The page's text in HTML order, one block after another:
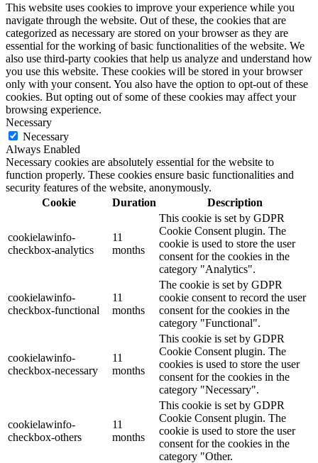
This website uses cookies to improve your experience while you
navigate through the website. Out of these, the cookies that are
categorized as necessary are stored on your browser as they are
essential for the working of basic functionalities of the website. We
also use third-party cookies that help us analyze and understand how
you use this website. These cookies will be stored in your browser
only with your consent. You also have the option to opt-out of these
cookies. But opting out of some of these cookies may affect your
browsing experience.
Necessary
Necessary
Always Enabled
Necessary cookies are absolutely essential for the website to
function properly. These cookies ensure basic functionalities and
security features of the website, anonymously.
Cookie
Duration Description
cookielawinfo-
checkbox-analytics
11
months
This cookie is set by GDPR
Cookie Consent plugin. The
cookie is used to store the user
consent for the cookies in the
category "Analytics".
cookielawinfo-
checkbox-functional
11
months
The cookie is set by GDPR
cookie consent to record the user
consent for the cookies in the
category "Functional".
cookielawinfo-
checkbox-necessary
11
months
This cookie is set by GDPR
Cookie Consent plugin. The
cookies is used to store the user
consent for the cookies in the
category "Necessary".
cookielawinfo-
checkbox-others
11
months
This cookie is set by GDPR
Cookie Consent plugin. The
cookie is used to store the user
consent for the cookies in the
category "Other.